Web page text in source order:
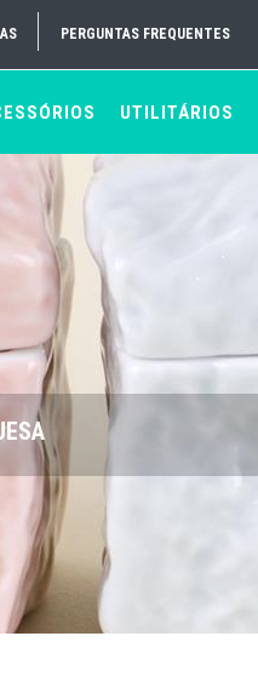
PERGUNTAS FREQUENTES
UTILITÁRIOS